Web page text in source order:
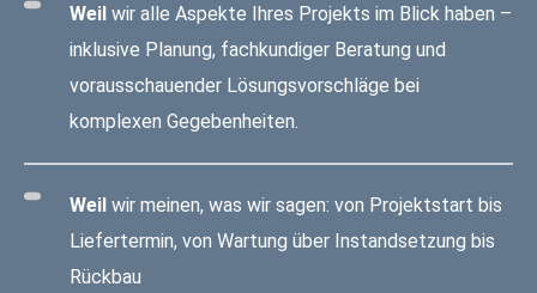
Weilwir alle Aspekte Ihres Projekts im Blick haben –
inklusive Planung, fachkundiger Beratung und
vorausschauender Lösungsvorschläge bei
komplexen Gegebenheiten.
Weilwir meinen, was wir sagen: von Projektstart bis
Liefertermin, von Wartung über Instandsetzung bis
Rückbau